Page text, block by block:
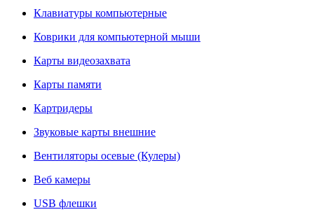
Клавиатуры компьютерные
Коврики для компьютерной мыши
Карты видеозахвата
Карты памяти
Картридеры
Звуковые карты внешние
Вентиляторы осевые (Кулеры)
Веб камеры
USB флешки